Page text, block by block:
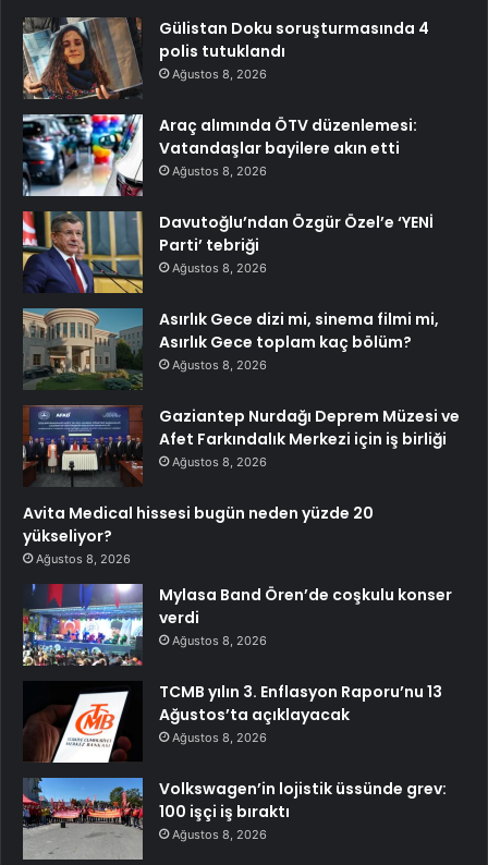
Gülistan Doku soruşturmasında 4
polis tutuklandı
Ağustos 8, 2026
Araç alımında ÖTV düzenlemesi:
Vatandaşlar bayilere akın etti
Ağustos 8, 2026
Davutoğlu’ndan Özgür Özel’e ‘YENİ
Parti’ tebriği
Ağustos 8, 2026
Asırlık Gece dizi mi, sinema filmi mi,
Asırlık Gece toplam kaç bölüm?
Ağustos 8, 2026
Gaziantep Nurdağı Deprem Müzesi ve
Afet Farkındalık Merkezi için iş birliği
Ağustos 8, 2026
Avita Medical hissesi bugün neden yüzde 20
yükseliyor?
Ağustos 8, 2026
Mylasa Band Ören’de coşkulu konser
verdi
Ağustos 8, 2026
TCMB yılın 3. Enflasyon Raporu’nu 13
Ağustos’ta açıklayacak
Ağustos 8, 2026
Volkswagen’in lojistik üssünde grev:
100 işçi iş bıraktı
Ağustos 8, 2026